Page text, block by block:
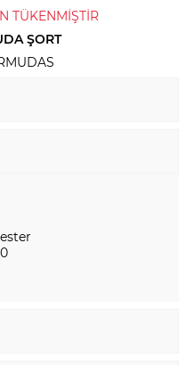
TÜKENMİŞTİR
ŞORT